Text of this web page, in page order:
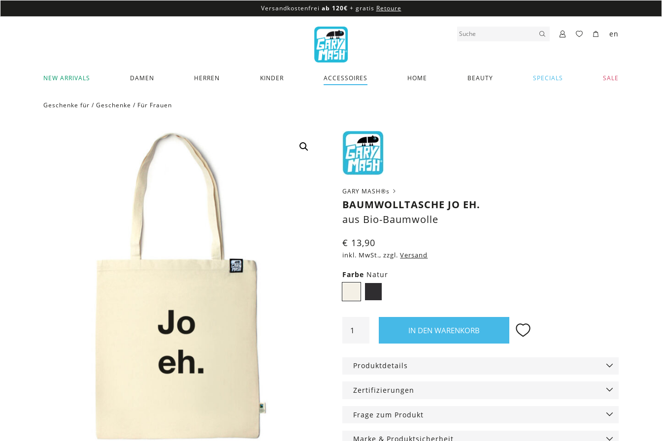
Versandkostenfrei ab 120€ + gratis Retoure
Versandkostenfreiab 120€
NEW ARRIVALS DAMEN HERREN KINDER ACCESSOIRES HOME BEAUTY SPECIALS SALE
en
Geschenke für / Geschenke / Für Frauen
GARY MASH®s
BAUMWOLLTASCHE JO EH.
aus Bio-Baumwolle
€ 13,90
inkl. MwSt., zzgl. Versand
Farbe Natur
IN DEN WARENKORB
Produktdetails
Zertifizierungen
Frage zum Produkt
Marke & Produktsicherheit